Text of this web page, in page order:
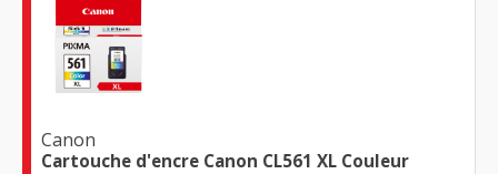
Canon
Cartouche d'encre Canon CL561 XL Couleur